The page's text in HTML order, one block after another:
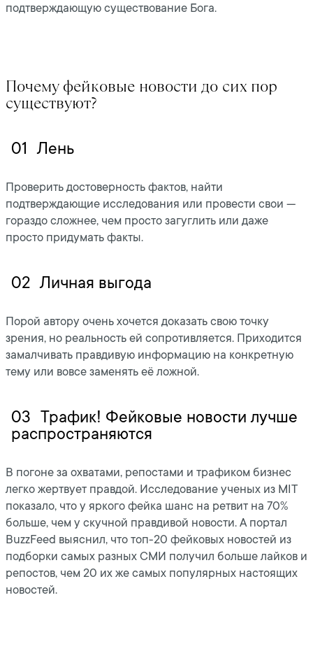
подтверждающую существование Бога.
Почему фейковые новости до сих пор
существуют?
01 Лень
Проверить достоверность фактов, найти
подтверждающие исследования или провести свои —
гораздо сложнее, чем просто загуглить или даже
просто придумать факты.
02 Личная выгода
Порой автору очень хочется доказать свою точку
зрения, но реальность ей сопротивляется. Приходится
замалчивать правдивую информацию на конкретную
тему или вовсе заменять её ложной.
03 Трафик! Фейковые новости лучше
распространяются
В погоне за охватами, репостами и трафиком бизнес
легко жертвует правдой. Исследование ученых из MIT
показало, что у яркого фейка шанс на ретвит на 70%
больше, чем у скучной правдивой новости. А портал
BuzzFeed выяснил, что топ-20 фейковых новостей из
подборки самых разных СМИ получил больше лайков и
репостов, чем 20 их же самых популярных настоящих
новостей.